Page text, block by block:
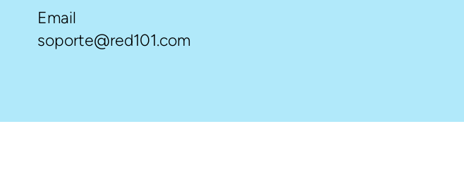
Email
soporte@red101.com